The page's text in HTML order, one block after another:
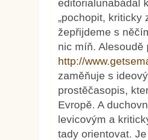
editorialunabádal
„pochopit, kriticky
žepřijdeme s
nic míň. Alesoudě
http://
zaměňuje s
prostěčasopis,
Evropě. A
levicovým a
tady orientovat.